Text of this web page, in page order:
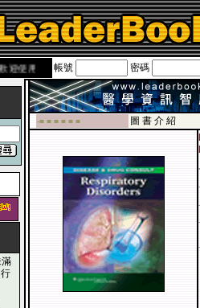
國民旅遊卡！！
帳號 密碼
-■ ■ ■ ■ ■ ■
圖 書 介 紹